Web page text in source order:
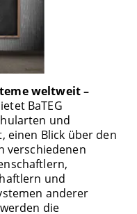
weltweit –
BaTEG
und
einen Blick über den
verschiedenen
und
anderer
die